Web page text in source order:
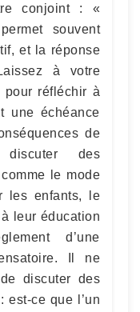
conjoint : «
souvent
et la réponse
à votre
pour réfléchir à
une échéance
de
des
le mode
les enfants, le
leur éducation
d’une
Il ne
discuter des
est-ce que l’un